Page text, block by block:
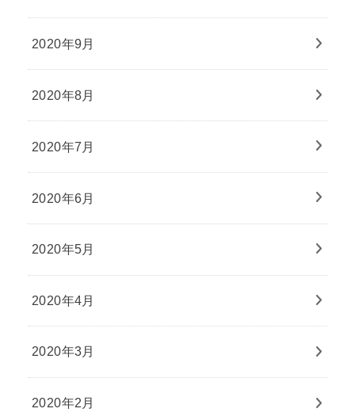
2020年9月
2020年8月
2020年7月
2020年6月
2020年5月
2020年4月
2020年3月
2020年2月